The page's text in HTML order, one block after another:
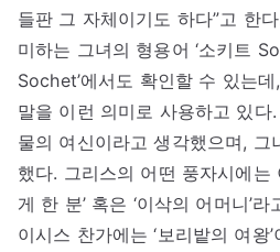
들판 그 자체이기도 하다”고 한
미하는 그녀의 형용어 ‘소키트
Sochet’에서도 확인할 수 있는
말을 이런 의미로 사용하고 있다
물의 여신이라고 생각했으며, 그
했다. 그리스의 어떤 풍자시에는
게 한 분’ 혹은 ‘이삭의 어머니’
이시스 찬가에는 ‘보리밭의 여왕